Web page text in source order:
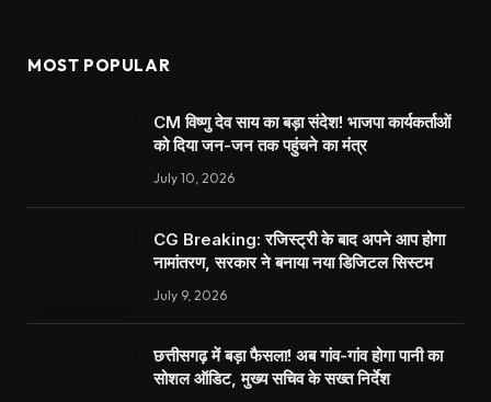
MOST POPULAR
CM विष्णु देव साय का बड़ा संदेश! भाजपा कार्यकर्ताओं
को दिया जन-जन तक पहुंचने का मंत्र
July 10, 2026
CG Breaking: रजिस्ट्री के बाद अपने आप होगा
नामांतरण, सरकार ने बनाया नया डिजिटल सिस्टम
July 9, 2026
छत्तीसगढ़ में बड़ा फैसला! अब गांव-गांव होगा पानी का
सोशल ऑडिट, मुख्य सचिव के सख्त निर्देश